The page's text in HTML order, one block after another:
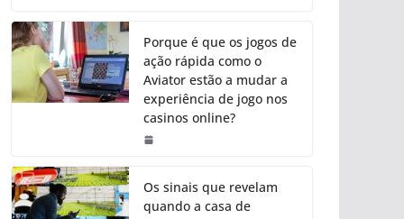
Porque é que os jogos de
ação rápida como o
Aviator estão a mudar a
experiência de jogo nos
casinos online?
Os sinais que revelam
quando a casa de